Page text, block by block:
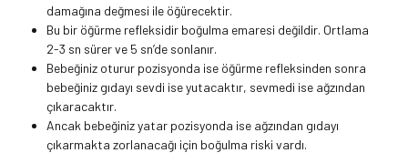
damağına değmesi ile öğürecektir.
Bu bir öğürme refleksidir boğulma emaresi değildir. Ortlama
2-3 sn sürer ve 5 sn’de sonlanır.
Bebeğiniz oturur pozisyonda ise öğürme refleksinden sonra
bebeğiniz gıdayı sevdi ise yutacaktır, sevmedi ise ağzından
çıkaracaktır.
Ancak bebeğiniz yatar pozisyonda ise ağzından gıdayı
çıkarmakta zorlanacağı için boğulma riski vardı.